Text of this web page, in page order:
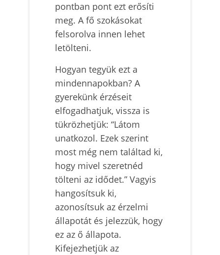
pontban pont ezt erősíti
meg. A fő szokásokat
felsorolva innen lehet
letölteni.
Hogyan tegyük ezt a
mindennapokban? A
gyerekünk érzéseit
elfogadhatjuk, vissza is
tükrözhetjük: “Látom
unatkozol. Ezek szerint
most még nem találtad ki,
hogy mivel szeretnéd
tölteni az idődet.” Vagyis
hangosítsuk ki,
azonosítsuk az érzelmi
állapotát és jelezzük, hogy
ez az ő állapota.
Kifejezhetjük az